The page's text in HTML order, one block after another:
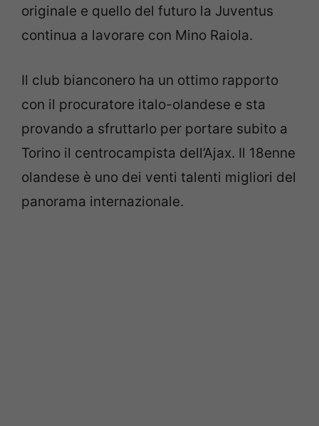
originale e quello del futuro la Juventus
continua a lavorare con Mino Raiola.
Il club bianconero ha un ottimo rapporto
con il procuratore italo-olandese e sta
provando a sfruttarlo per portare subito a
Torino il centrocampista dell’Ajax. Il 18enne
olandese è uno dei venti talenti migliori del
panorama internazionale.